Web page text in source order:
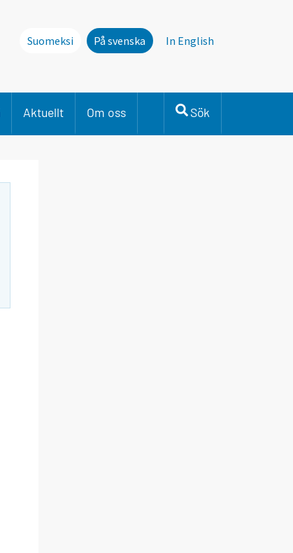
Suomeksi På svenska In English
Aktuellt Om oss Sök